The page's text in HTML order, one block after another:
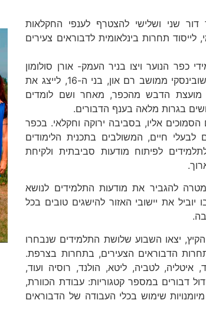
דור שני ושלישי להצטרף לענפי החקלאות
לייסוד תחרות בינלאומית לדבוראים צעירים
הנוער ויצו בניר העמק- אורן סולומון
מעפולה, איתי אוסטרייכר מגן נר ואיתמר שובינסקי ממושב רם און, בני ה-16, לייצג את
מועצת הדבש מהכפר, מאחר ושם לומדים
בגרות מלאה בענף הדבורים.
אליו, בסביבה ירוקה וחקלאי. בכפר
לבעלי חיים, המשולבים בתכנית הלימודים
לפיתוח מודעות סביבתית ולקיחת
להגביר את מודעות התלמידים לנושא
את יישובי האזור להישגים טובים בכל
יצאו השבוע שלושת התלמידים שנבחרו
הדבוראים הצעירים, בתחרות בצרפת.
איטליה, לטביה, ליטא, הולנד, רוסיה ועוד,
דבורים במספר קטגוריות: עבודת הכוורת,
שימוש בכלי העבודה של הדבוראים